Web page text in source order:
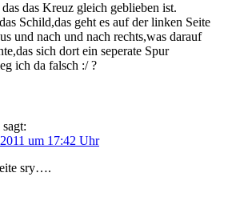
das Kreuz gleich geblieben ist.
Schild,das geht es auf der linken Seite
und nach und nach rechts,was darauf
sich dort ein seperate Spur
ich da falsch :/ ?
sagt:
um 17:42 Uhr
sry….